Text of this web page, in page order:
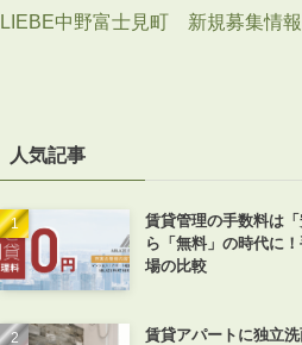
LIEBE中野富士見町 新規募集情報
人気記事
賃貸管理の手数料は
ら「無料」の時代に
場の比較
賃貸アパートに独立